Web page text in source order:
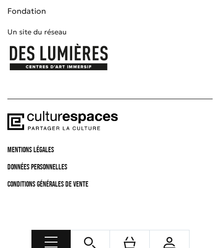
Fondation
Un site du réseau
MENTIONS LÉGALES
DONNÉES PERSONNELLES
CONDITIONS GÉNÉRALES DE VENTE